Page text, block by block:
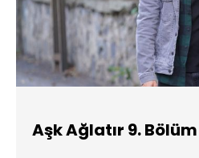
Aşk Ağlatır 9.